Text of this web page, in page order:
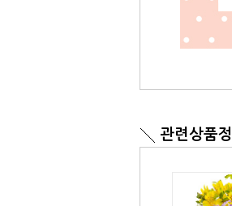
관련상품